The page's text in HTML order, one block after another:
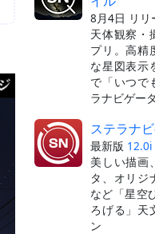
8月4日 リリ
天体観察・
プリ。高精
な星図表示
で「いつで
ラナビゲータ
ステラナ
最新版 12.0i
美しい描画
タ、オリジ
など「星空
ろげる」天
ン